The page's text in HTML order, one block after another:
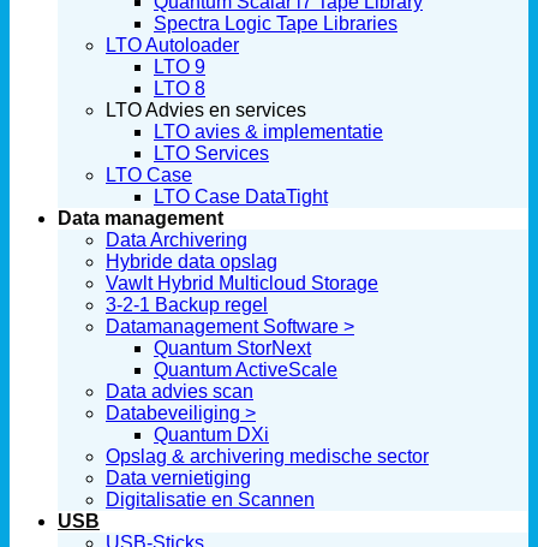
Spectra Logic Tape Libraries
LTO Autoloader
LTO 9
LTO 8
LTO Advies en services
LTO avies & implementatie
LTO Services
LTO Case
LTO Case DataTight
Data management
Data Archivering
Hybride data opslag
Vawlt Hybrid Multicloud Storage
3-2-1 Backup regel
Datamanagement Software >
Quantum StorNext
Quantum ActiveScale
Data advies scan
Databeveiliging >
Quantum DXi
Opslag & archivering medische sector
Data vernietiging
Digitalisatie en Scannen
USB
USB-Sticks